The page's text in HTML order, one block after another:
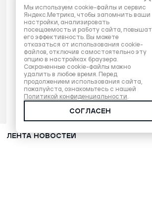
ЛЕНТА НОВОСТЕЙ
Мы используем cookie-файлы и сервис
Яндекс.Метрика, чтобы запомнить ваши
настройки, анализировать
посещаемость и работу сайта,
его эффективность. Вы можете
отказаться от использования cookie-
файлов, отключив самостоятельно эту
опцию в настройках браузера.
Сохраненные cookie-файлы можно
удалить в любое время. Перед
продолжением использования сайта,
пожалуйста, ознакомьтесь с нашей
Политикой конфиденциальности.
СОГЛАСЕН